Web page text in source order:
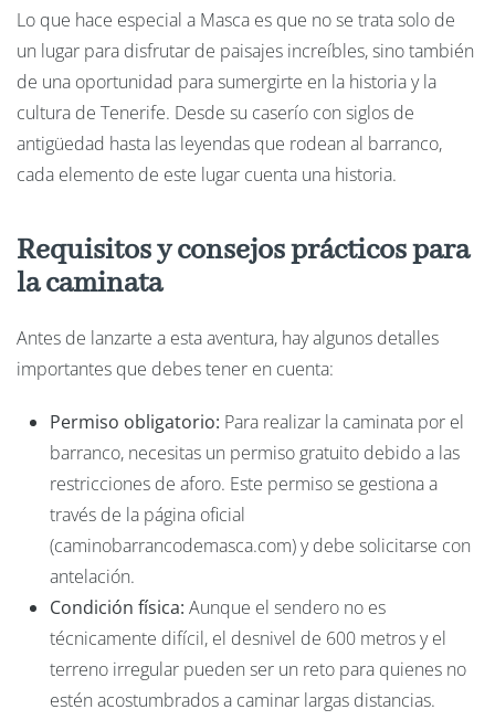
Lo que hace especial a Masca es que no se trata solo de
un lugar para disfrutar de paisajes increíbles, sino también
de una oportunidad para sumergirte en la historia y la
cultura de Tenerife. Desde su caserío con siglos de
antigüedad hasta las leyendas que rodean al barranco,
cada elemento de este lugar cuenta una historia.
Requisitos y consejos prácticos para
la caminata
Antes de lanzarte a esta aventura, hay algunos detalles
importantes que debes tener en cuenta:
Permiso obligatorio: Para realizar la caminata por el
barranco, necesitas un permiso gratuito debido a las
restricciones de aforo. Este permiso se gestiona a
través de la página oficial
(caminobarrancodemasca.com) y debe solicitarse con
antelación.
Condición física: Aunque el sendero no es
técnicamente difícil, el desnivel de 600 metros y el
terreno irregular pueden ser un reto para quienes no
estén acostumbrados a caminar largas distancias.